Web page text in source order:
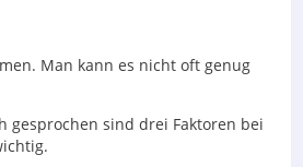
Man kann es nicht oft genug
gesprochen sind drei Faktoren bei